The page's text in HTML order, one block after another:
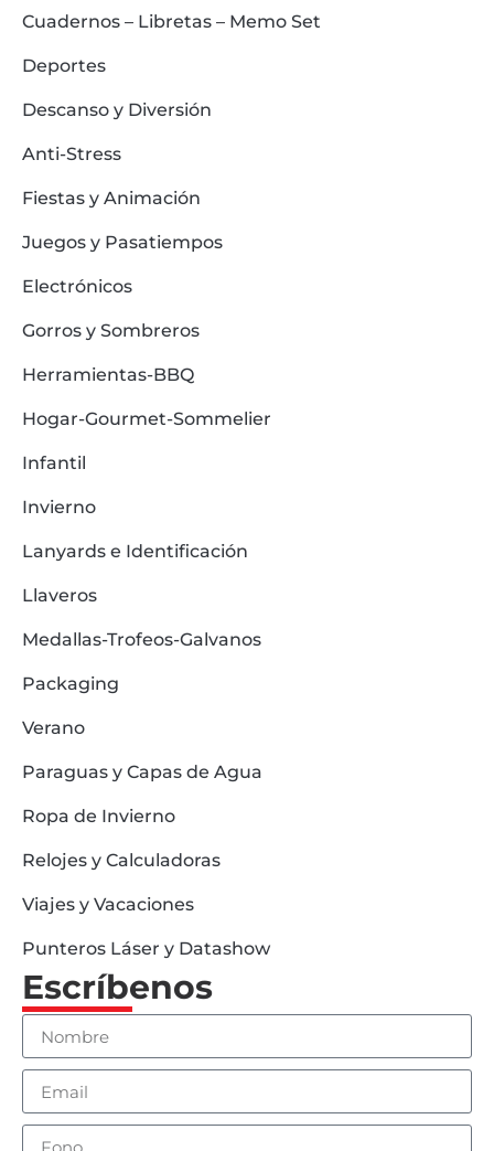
Cuadernos – Libretas – Memo Set
Deportes
Descanso y Diversión
Anti-Stress
Fiestas y Animación
Juegos y Pasatiempos
Electrónicos
Gorros y Sombreros
Herramientas-BBQ
Hogar-Gourmet-Sommelier
Infantil
Invierno
Lanyards e Identificación
Llaveros
Medallas-Trofeos-Galvanos
Packaging
Verano
Paraguas y Capas de Agua
Ropa de Invierno
Relojes y Calculadoras
Viajes y Vacaciones
Punteros Láser y Datashow
Escríbenos